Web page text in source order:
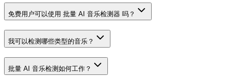
免费用户可以使用 批量 AI 音乐检测器 吗？
我可以检测哪些类型的音乐？
批量 AI 音乐检测如何工作？